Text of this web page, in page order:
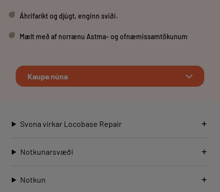
Áhrifaríkt og djúgt, enginn sviði.
Mælt með af norrænu Astma- og ofnæmissamtökunum
Kaupa núna
Svona virkar Locobase Repair
Notkunarsvæði
Notkun